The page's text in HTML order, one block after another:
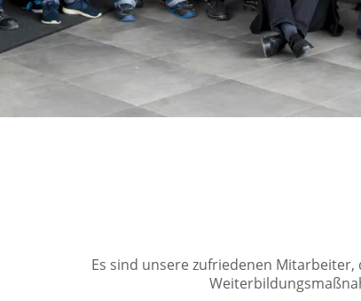
Es sind unsere zufriedenen